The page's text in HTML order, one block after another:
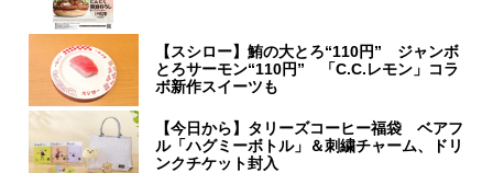
【スシロー】鮪の大とろ“110円” ジャンボ
とろサーモン“110円” 「C.C.レモン」コラ
ボ新作スイーツも
【今日から】タリーズコーヒー福袋 ベアフ
ル「ハグミーボトル」＆刺繍チャーム、ドリ
ンクチケット封入